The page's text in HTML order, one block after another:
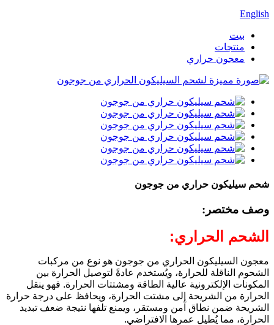
English
بيت
منتجات
معجون حراري
شحم سيليكون حراري من جوجون
وصف مختصر:
الشحم الحراري:
معجون السيليكون الحراري من جوجون هو نوع من مركبات
الشحوم الناقلة للحرارة، ويُستخدم عادةً لتوصيل الحرارة بين
المكونات الإلكترونية عالية الطاقة ومشتتات الحرارة. فهو ينقل
الحرارة من الشريحة إلى مشتت الحرارة، ويحافظ على درجة حرارة
الشريحة ضمن نطاق آمن ومستقر، ويمنع تلفها نتيجة ضعف تبديد
الحرارة، مما يُطيل عمرها الافتراضي.